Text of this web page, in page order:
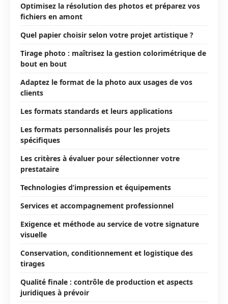
Optimisez la résolution des photos et préparez vos
fichiers en amont
Quel papier choisir selon votre projet artistique ?
Tirage photo : maîtrisez la gestion colorimétrique de
bout en bout
Adaptez le format de la photo aux usages de vos
clients
Les formats standards et leurs applications
Les formats personnalisés pour les projets
spécifiques
Les critères à évaluer pour sélectionner votre
prestataire
Technologies d’impression et équipements
Services et accompagnement professionnel
Exigence et méthode au service de votre signature
visuelle
Conservation, conditionnement et logistique des
tirages
Qualité finale : contrôle de production et aspects
juridiques à prévoir